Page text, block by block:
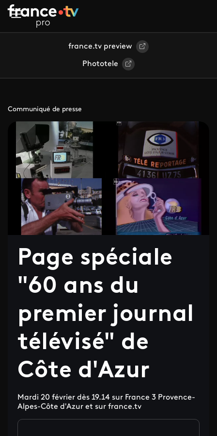
Aller au contenu principal
france.tv preview
Phototele
Communiqué de presse
Page spéciale
"60 ans du
premier journal
télévisé" de
Côte d'Azur
Mardi 20 février dès 19.14 sur France 3 Provence-
Alpes-Côte d'Azur et sur france.tv